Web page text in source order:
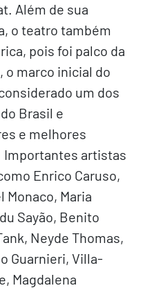
Além de sua
o teatro também
pois foi palco da
o marco inicial do
um dos
Brasil e
e melhores
Importantes artistas
Enrico Caruso,
Monaco, Maria
Sayão, Benito
Neyde Thomas,
Guarnieri, Villa-
Magdalena